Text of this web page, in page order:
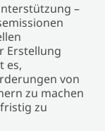
–
Erstellung
es,
von
zu machen
zu